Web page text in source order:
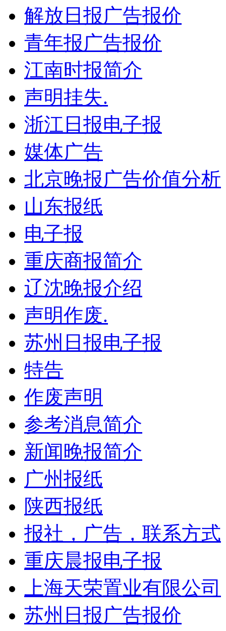
解放日报广告报价
青年报广告报价
江南时报简介
声明挂失.
浙江日报电子报
媒体广告
北京晚报广告价值分析
山东报纸
电子报
重庆商报简介
辽沈晚报介绍
声明作废.
苏州日报电子报
特告
作废声明
参考消息简介
新闻晚报简介
广州报纸
陕西报纸
报社，广告，联系方式
重庆晨报电子报
上海天荣置业有限公司
苏州日报广告报价